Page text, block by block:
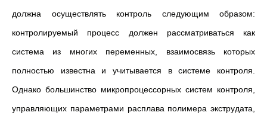
должна осуществлять контроль следующим образом:
контролируемый процесс должен рассматриваться как
система из многих переменных, взаимосвязь которых
полностью известна и учитывается в системе контроля.
Однако большинство микропроцессорных систем контроля,
управляющих параметрами расплава полимера экструдата,